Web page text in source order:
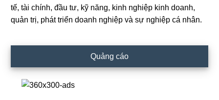
Sidebar
tế, tài chính, đầu tư, kỹ năng, kinh nghiệp kinh doanh,
quản trị, phát triển doanh nghiệp và sự nghiệp cá nhân.
Quảng cáo